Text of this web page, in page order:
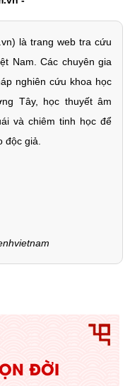
là trang web tra cứu
Nam. Các chuyên gia
nghiên cứu khoa học
Tây, học thuyết âm
và chiêm tinh học để
giả.
ĐỜI